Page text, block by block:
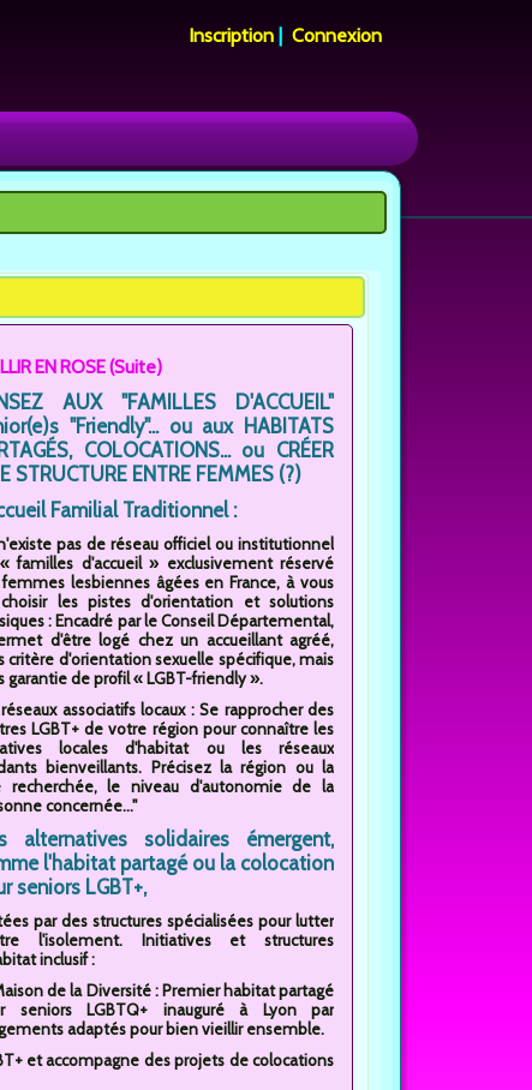
Inscription |Connexion
EN ROSE (Suite)
AUX "FAMILLES D'ACCUEIL"
"Friendly"... ou aux HABITATS
COLOCATIONS... ou CRÉER
STRUCTURE ENTRE FEMMES (?)
Familial Traditionnel :
pas de réseau officiel ou institutionnel
familles d'accueil » exclusivement réservé
femmes lesbiennes âgées en France, à vous
les pistes d'orientation et solutions
: Encadré par le Conseil Départemental,
d'être logé chez un accueillant agréé,
critère d'orientation sexuelle spécifique, mais
garantie de profil « LGBT-friendly ».
associatifs locaux : Se rapprocher des
LGBT+ de votre région pour connaître les
locales d'habitat ou les réseaux
bienveillants. Précisez la région ou la
recherchée, le niveau d'autonomie de la
concernée..."
alternatives solidaires émergent,
l'habitat partagé ou la colocation
seniors LGBT+,
par des structures spécialisées pour lutter
l'isolement. Initiatives et structures
inclusif :
de la Diversité : Premier habitat partagé
seniors LGBTQ+ inauguré à Lyon par
adaptés pour bien vieillir ensemble.
et accompagne des projets de colocations